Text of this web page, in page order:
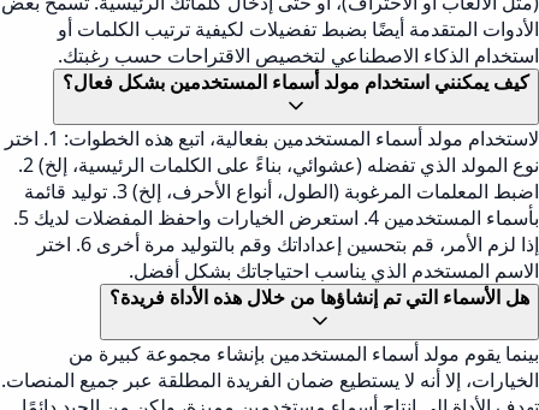
الأدوات المتقدمة أيضًا بضبط تفضيلات لكيفية ترتيب الكلمات أو
استخدام الذكاء الاصطناعي لتخصيص الاقتراحات حسب رغبتك.
كيف يمكنني استخدام مولد أسماء المستخدمين بشكل فعال؟
لاستخدام مولد أسماء المستخدمين بفعالية، اتبع هذه الخطوات: 1. اختر
نوع المولد الذي تفضله (عشوائي، بناءً على الكلمات الرئيسية، إلخ) 2.
اضبط المعلمات المرغوبة (الطول، أنواع الأحرف، إلخ) 3. توليد قائمة
بأسماء المستخدمين 4. استعرض الخيارات واحفظ المفضلات لديك 5.
إذا لزم الأمر، قم بتحسين إعداداتك وقم بالتوليد مرة أخرى 6. اختر
الاسم المستخدم الذي يناسب احتياجاتك بشكل أفضل.
هل الأسماء التي تم إنشاؤها من خلال هذه الأداة فريدة؟
بينما يقوم مولد أسماء المستخدمين بإنشاء مجموعة كبيرة من
الخيارات، إلا أنه لا يستطيع ضمان الفريدة المطلقة عبر جميع المنصات.